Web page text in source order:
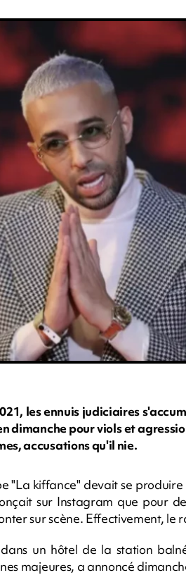
les ennuis judiciaires
dimanche pour viols et
accusations qu'il nie.
"La kiffance" devait se produire
sur Instagram que pour
sur scène. Effectivement,
un hôtel de la station
majeures, a annoncé